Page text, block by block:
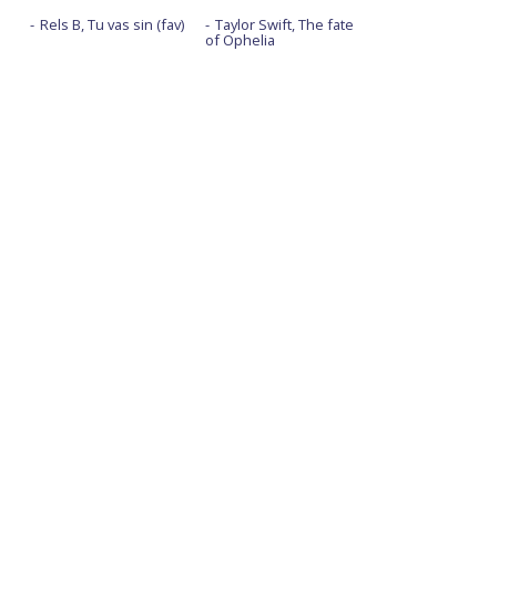
Rels B, Tu vas sin (fav) Taylor Swift, The fate
of Ophelia